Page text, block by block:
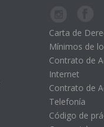
Carta de
Mínimos de
Contrato de
Internet
Contrato de
Telefonía
Código de